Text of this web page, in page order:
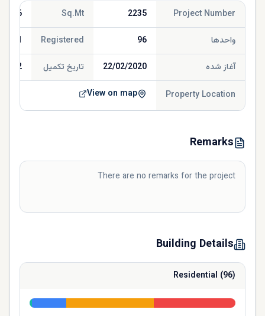
Project Number
2235
Sq.Mt
واحدها 96
Registered
آغاز شده 22/02/2020 تاریخ تکمیل
Property Location
View on map
Remarks
There are no remarks for the project
Building Details
Residential (96)